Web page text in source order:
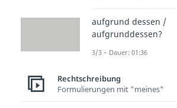
aufgrund dessen /
aufgrunddessen?
3/3 – Dauer: 01:36
Rechtschreibung
Formulierungen mit "meines"